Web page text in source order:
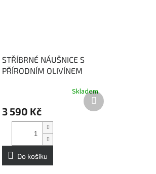
STŘÍBRNÉ NÁUŠNICE S
PŘÍRODNÍM OLIVÍNEM
rovnováhu a klid do naší
produktu
hvězdiček.
Skladem
3 590 Kč
Do košíku
Další
produkt